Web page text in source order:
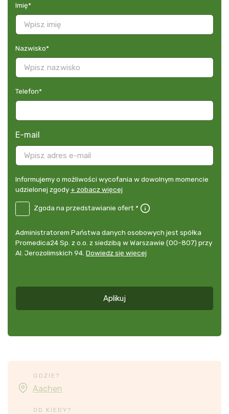
Imię*
Nazwisko*
Telefon*
E-mail
Informujemy
o
wycofania
dowolnym
momencie
udzielonej
Informujemy o możliwości wycofania w dowolnym momencie
udzielonej zgody+ zobacz więcej
DE
przedstawianie
Zgoda na przedstawianie ofert *
Administrator
danych
osobowych
Administratorem Państwa danych osobowych jest spółka
Promedica24 Sp. z o.o. z siedzibą w Warszawie (00-807) przy
Al. Jerozolimskich 94. Dowiedz się więcej
Aplikuj
GDZIE?
Aachen
OD KIEDY?